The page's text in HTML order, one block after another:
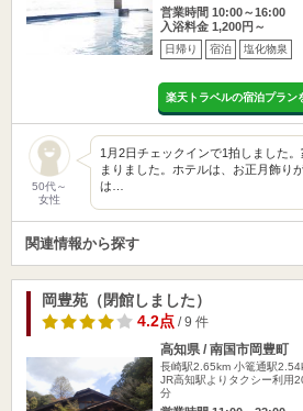
営業時間 10:00～16:00
入浴料金 1,200円～
日帰り 宿泊 塩化物泉
楽天トラベルの宿泊プラン
50代～
女性
1月2日チェックインで1拍しました
まりました。ホテルは、お正月飾り
は…
関連情報から探す
岡豊苑（閉館しました）
4.2点/ 9 件
高知県 / 南国市岡豊町
長崎駅2.65km 小篭通駅
JR高知駅よりタクシー利用
分